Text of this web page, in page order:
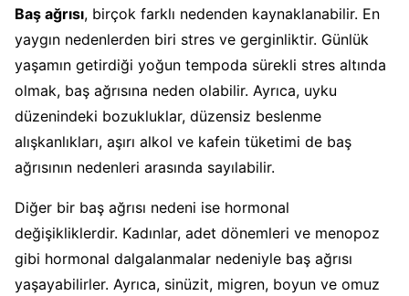
Baş ağrısı, birçok farklı nedenden kaynaklanabilir. En
yaygın nedenlerden biri stres ve gerginliktir. Günlük
yaşamın getirdiği yoğun tempoda sürekli stres altında
olmak, baş ağrısına neden olabilir. Ayrıca, uyku
düzenindeki bozukluklar, düzensiz beslenme
alışkanlıkları, aşırı alkol ve kafein tüketimi de baş
ağrısının nedenleri arasında sayılabilir.
Diğer bir baş ağrısı nedeni ise hormonal
değişikliklerdir. Kadınlar, adet dönemleri ve menopoz
gibi hormonal dalgalanmalar nedeniyle baş ağrısı
yaşayabilirler. Ayrıca, sinüzit, migren, boyun ve omuz